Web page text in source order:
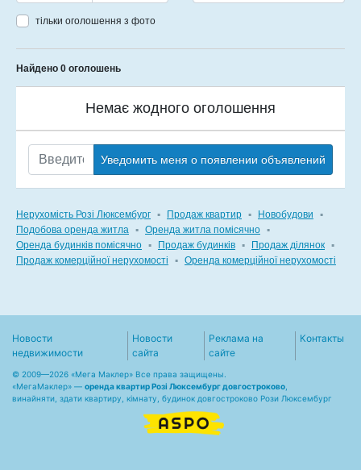
тільки оголошення з фото
Найдено 0 оголошень
Немає жодного оголошення
Уведомить меня о появлении объявлений
Нерухомість Розі Люксембург ▪ Продаж квартир ▪ Новобудови
▪
Подобова оренда житла ▪ Оренда житла помісячно ▪
Оренда будинків помісячно ▪ Продаж будинків ▪ Продаж ділянок ▪
Продаж комерційної нерухомості
▪ Оренда комерційної нерухомості
Новости
недвижимости
Новости
сайта
Реклама на
сайте
Контакты
© 2009—2026 «Мега Маклер» Все права защищены.
«МегаМаклер» — оренда квартир Розі Люксембург довгостроково
винайняти, здати квартиру, кімнату, будинок довгостроково Рози Люксембург